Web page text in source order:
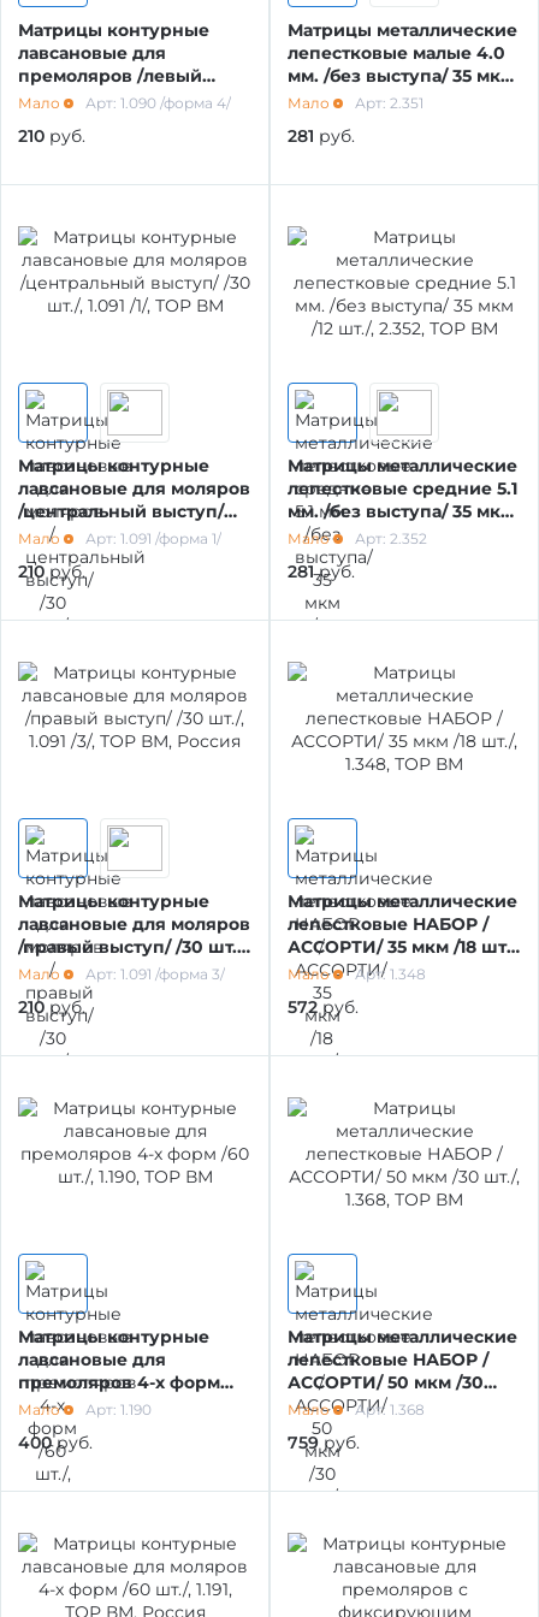
МАТЕРИАЛЫ ДЛЯ ОРТОПЕДИИ
ДЕЗИНФИЦИРУЮЩИЕ СРЕДСТВА,
АНТИСЕПТИКИ
ПОЛИРЫ ДЛЯ ПОЛИРОВАНИЯ,
ШЛИФОВАНИЯ РЕСТАВРАЦИЙ
ПОДКЛАДОЧНЫЕ МАТЕРИАЛЫ
МАТЕРИАЛЫ ДЛЯ ЭНДОДОНТИЧЕСКОГО
ЛЕЧЕНИЯ
МАТЕРИАЛЫ ДЛЯ ФИКСАЦИИ НЕ ПРЯМЫХ
РЕСТАВРАЦИЙ
МАТЕРИАЛЫ / ПРИНАДЛЕЖНОСТИ ДЛЯ
МАТЕРИАЛЫ И ПРИНАДЛЕЖНОСТИ ДЛЯ
ПЛОМБИРОВАНИЯ ЗУБОВ
МАТЕРИАЛЫ ДЛЯ ИЗОЛЯЦИИ РАБОЧЕГО
ПОЛЯ
МАТЕРИАЛ ДЛЯ ПЕРЕБАЗИРОВКИ
ПРОВОЛОКА, ГИЛЬЗЫ, ШИНЫ, КЛАММЕРА
(без срока)
УТИЛИЗАЦИЯ ОТХОДОВ
МАТЕРИАЛЫ ДЛЯ ЛЕЧЕНИЯ СЛИЗИСТОЙ
РЕНТГЕНОВСКИЕ МАТЕРИАЛЫ
АППЛИКАТОРЫ /без срока/
ОДНОРАЗОВАЯ ПРОДУКЦИЯ (срок)
ИМПЛАНТОЛОГИЯ
ОБОРУДОВАНИЕ И ЗАПАСНЫЕ ЧАСТИ
ЛИТЕЙНОЕ ОБОРУДОВАНИЕ /
ИНСТРУМЕНТЫ
АРТИКУЛЛЯТОРЫ, ОККЛЮДАТОРЫ
CAD/CAM
ПЕСКОСТРУЙНОЕ ОБОРУДОВАНИЕ
ОБОРУДОВАНИЕ ЗУБОТЕХНИЧЕСКОЕ
Матрицы контурные
лавсановые для
премоляров /левый
выступ/ /30 шт./, 1.090 /4/,
Мало Арт: 1.090 /форма 4/
210 руб.
Матрицы металлические
лепестковые малые 4.0
мм. /без выступа/ 35 мкм
/12 шт./, 2.351, ТОР ВМ
Мало Арт: 2.351
281 руб.
Матрицы контурные
лавсановые для моляров
/центральный выступ/
/30 шт./, 1.091 /1/, ТОР ВМ
Мало Арт: 1.091 /форма 1/
210 руб.
Матрицы металлические
лепестковые средние 5.1
мм. /без выступа/ 35 мкм
/12 шт./, 2.352, ТОР ВМ
Мало Арт: 2.352
281руб.
Матрицы контурные
лавсановые для моляров
/правый выступ/ /30 шт./,
1.091 /3/, ТОР ВМ, Россия
Мало Арт: 1.091 /форма 3/
210 руб.
Матрицы металлические
лепестковые НАБОР /
АССОРТИ/ 35 мкм /18 шт./,
1.348, ТОР ВМ
Мало Арт: 1.348
572 руб.
Матрицы контурные
лавсановые для
премоляров 4-х форм
/60 шт./, 1.190, ТОР ВМ
Мало Арт: 1.190
400руб.
Матрицы металлические
лепестковые НАБОР /
АССОРТИ/ 50 мкм /30
шт./, 1.368, ТОР ВМ
Мало Арт: 1.368
759 руб.